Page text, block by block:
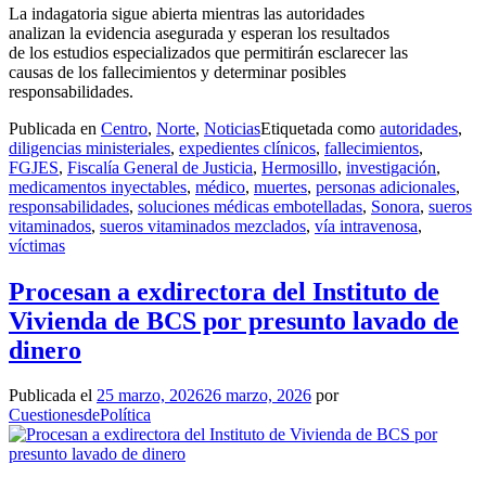
La indagatoria sigue abierta mientras las autoridades
analizan la evidencia asegurada y esperan los resultados
de los estudios especializados que permitirán esclarecer las
causas de los fallecimientos y determinar posibles
responsabilidades.
Publicada en Centro, Norte, NoticiasEtiquetada como autoridades,
diligencias ministeriales, expedientes clínicos, fallecimientos,
FGJES, Fiscalía General de Justicia, Hermosillo, investigación,
medicamentos inyectables, médico, muertes, personas adicionales,
responsabilidades, soluciones médicas embotelladas, Sonora, sueros
vitaminados, sueros vitaminados mezclados, vía intravenosa,
víctimas
Procesan a exdirectora del Instituto de
Vivienda de BCS por presunto lavado de
dinero
Publicada el 25 marzo, 202626 marzo, 2026 por
CuestionesdePolítica